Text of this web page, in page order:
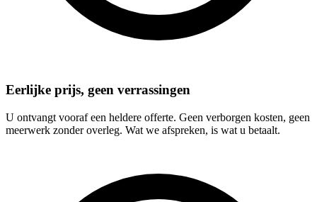
Eerlijke prijs, geen verrassingen
U ontvangt vooraf een heldere offerte. Geen verborgen kosten, geen
meerwerk zonder overleg. Wat we afspreken, is wat u betaalt.